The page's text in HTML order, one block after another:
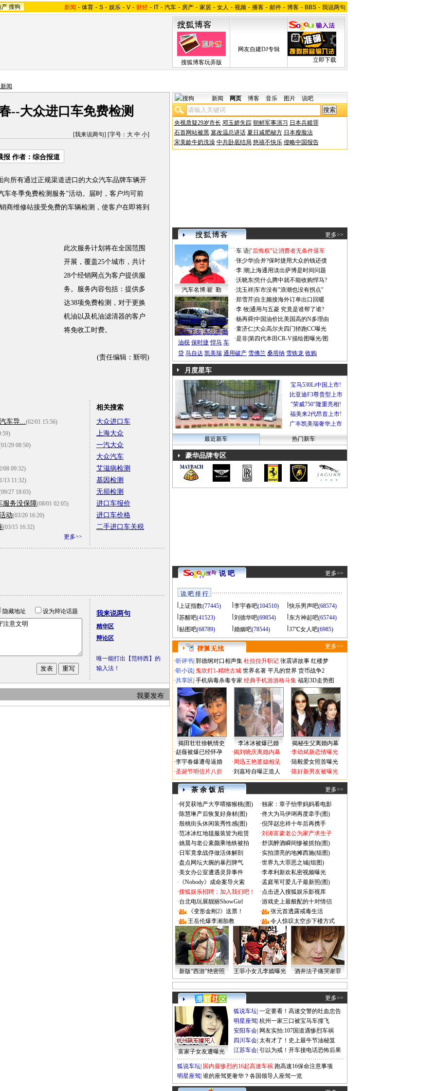
产 搜狗 新闻 - 体育 - S - 娱乐 - V - 财经 - IT - 汽车 - 房产 - 家居 - 女人 - 视频 - 播客 - 邮件 - 博客 - BBS - 我说两句
搜狐博客玩弄版
网友自建DJ专辑
立即下载
闻
--大众进口车免费检测
[我来说两句] [字号： 大 中 小]
报 作者：综合报道
向所有通过正规渠道进口的大众汽车品牌车辆开
冬季免费检测服务”活动。届时，客户均可前
商维修站接受免费的车辆检测，使客户在即将到
此次服务计划将在全国范围
开展，覆盖25个城市，共计
28个经销网点为客户提供服
务。服务内容包括：提供多
达38项免费检测，对于更换
机油以及机油滤清器的客户
将免收工时费。
(责任编辑：斳明)
车导...(02/01 15:56)
29 08:50)
08 09:32)
13 11:32)
27 18:03)
服务没保障(08/01 02:05)
动(03/20 16:20)
(03/15 16:32)
更多>>
相关搜索
大众进口车
上海大众
一汽大众
大众汽车
艾滋病检测
基因检测
无损检测
进口车报价
进口车价格
二手进口车关税
隐藏地址 设为辩论话题 我来说两句
精华区
辩论区
唯一能打出【范特西】的
输入法！
我要发布
新闻 网页 博客 音乐 图片 说吧
央视质疑29岁市长 邓玉娇失踪 朝鲜军事演习 日本兵赎罪
石首网站被黑 篡改温总讲话 夏日减肥秘方 日本瘦脸法
宋美龄牛奶洗澡 中共卧底结局 慈禧不快乐 侵略中国报告
更多>>
汽车名博:翟 勤
帕萨特b6coupe谍照
·车 语|"后悔权"让消费者无条件退车
·张少华|合并?保时捷用大众的钱还债
·李 潮 上海通用淡出萨博是时间问题
·沃晓东|凭什么腾中就不能收购悍马?
·沈玉祥|车市没有"浪潮也没有拐点"
·郑雪芹| 自主频接海外订单出口回暖
·李 牧|通用与五菱 究竟是谁帮了谁?
·杨再舜|中国油价比美国高的N多理由
·童济仁|大众高尔夫四门轿跑CC曝光
·是非|第四代本田CR-V描绘图曝光/图
热点标签： 车船税
汽车下乡 沃尔沃 燃
油税 保时捷 悍马 车
贷 马自达 凯美瑞 通用破产 雪佛兰 桑塔纳 雪铁龙 收购
月度星车
宝马530Li中国上市!
比亚迪F3尊贵型上市
"荣威750"隆重亮相!
福美来2代昂首上市!
广丰凯美瑞奢华上市
最近新车 热门新车
豪华品牌专区
说 吧 更多>>
说 吧 排 行
上证指数(77445) 李宇春吧(104510) 快乐男声吧(68574)
苏醒吧(41523) 刘德华吧(69854) 东方神起吧(65744)
贴图吧(68789) 婚姻吧(78544) 37℃女人吧(6985)
更多>>
·听评书 郭德纲对口相声集 杜拉拉升职记 张震讲故事 红楼梦
·听小说 鬼吹灯1-精绝古城 世界名著 平凡的世界 货币战争2
·共享区 手机病毒杀毒专家 经典手机游游格斗集 福彩3D走势图
揭田壮壮徐帆情史 李冰冰被爆已婚
揭秘生父离婚内幕
·赵薇被爆已经怀孕
·李宇春爆遭母逼婚
·圣诞节明信片八折
·揭刘晓庆离婚内幕
·周迅王艳婆媳相见
·刘嘉玲自曝正造人
·李幼斌新恋情曝光
·陆毅爱女照首曝光
·陈好新男友被曝光
茶 余 饭 后 更多>>
·何炅获地产大亨喂猕猴桃(图) ·独家：章子怡带妈妈看电影
·陈慧琳产后恢复好身材(图) ·佟大为马伊琍再度牵手(图)
·殷桃街头休闲装秀性感(图) ·倪萍赵忠祥十年后再携手
·范冰冰红地毯服装皆为租赁 ·刘涛富豪老公为家产求生子
·姚晨与老公素颜乘地铁被拍 ·舒淇醉酒瞬间惨被抓拍(图)
· 日军竟拿战俘做活体解剖 ·实拍漂亮的地摊西施(组图)
·盘点网坛大腕的暴烈脾气 ·世界九大罪恶之城(组图)
·美女办公室遭遇灵异事件 ·李孝利新欢私密视频曝光
· 《Nobody》成命案导火索 ·孟庭苇可爱儿子最新照(图)
·搜狐娱乐招聘：加入我们吧！ ·点击进入搜狐娱乐影视库
·台北电玩展靓丽ShowGirl ·游戏史上最般配的十对情侣
·
《变形金刚2》送票！ ·
张元首透露戒毒生活
·
王岳伦爆李湘胎教 · 令人惊叹太空步下楼方式
新版“西游”绝密照 王菲小女儿李嫣曝光 酒井法子痛哭谢罪
更多>>
富家子女友遭曝光
狐说车坛 一定要看！高速交警的吐血忠告
明星座驾 杭州一家三口被宝马车撞飞
安阳车会 网友实拍:107国道遇惨烈车祸
四川车会 太有才了！史上最牛节油秘笈
江苏车会 引以为戒！开车接电话恐怖后果
狐说车坛 国内最惨烈的16起高速车祸 跑高速16保命注意事项
明星座驾 谁的座驾更奢华？各国领导人座驾一览